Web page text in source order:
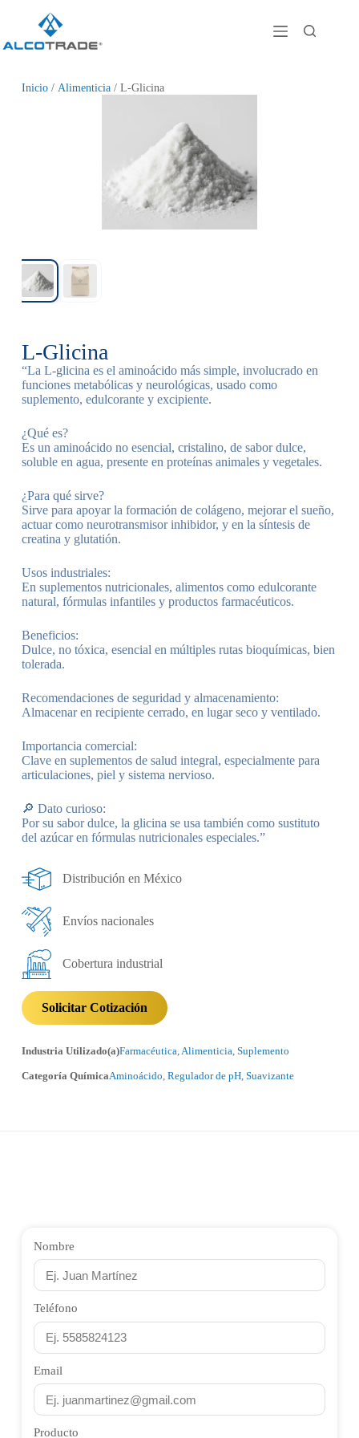
Inicio/ Alimenticia/ L-Glicina
L-Glicina
“La L-glicina es el aminoácido más simple, involucrado en
funciones metabólicas y neurológicas, usado como
suplemento, edulcorante y excipiente.
¿Qué es?
Es un aminoácido no esencial, cristalino, de sabor dulce,
soluble en agua, presente en proteínas animales y vegetales.
¿Para qué sirve?
Sirve para apoyar la formación de colágeno, mejorar el sueño,
actuar como neurotransmisor inhibidor, y en la síntesis de
creatina y glutatión.
Usos industriales:
En suplementos nutricionales, alimentos como edulcorante
natural, fórmulas infantiles y productos farmacéuticos.
Beneficios:
Dulce, no tóxica, esencial en múltiples rutas bioquímicas, bien
tolerada.
Recomendaciones de seguridad y almacenamiento:
Almacenar en recipiente cerrado, en lugar seco y ventilado.
Importancia comercial:
Clave en suplementos de salud integral, especialmente para
articulaciones, piel y sistema nervioso.
🔎 Dato curioso:
Por su sabor dulce, la glicina se usa también como sustituto
del azúcar en fórmulas nutricionales especiales.”
Distribución en México
Envíos nacionales
Cobertura industrial
Solicitar Cotización
Industria Utilizado(a)Farmacéutica Alimenticia Suplemento
Categoría QuímicaAminoácido Regulador de pH, Suavizante
Nombre
Teléfono
Email
Producto